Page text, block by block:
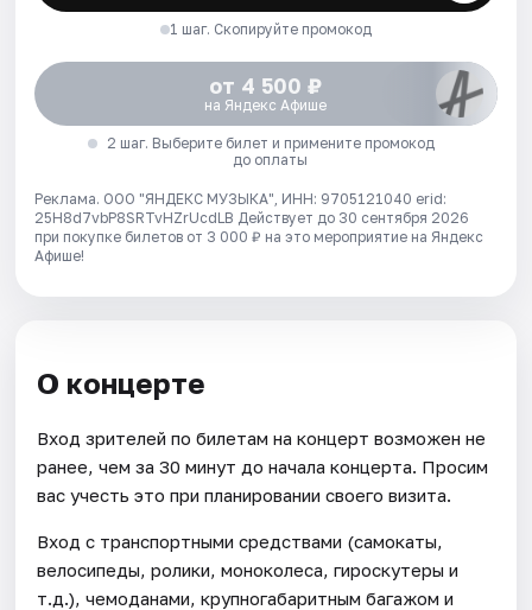
1 шаг. Скопируйте промокод
от 4 500 ₽
на Яндекс Афише
2 шаг. Выберите билет и примените промокод
до оплаты
Реклама. ООО "ЯНДЕКС МУЗЫКА", ИНН: 9705121040 erid:
25H8d7vbP8SRTvHZrUcdLB Действует до 30 сентября 2026
при покупке билетов от 3 000 ₽ на это мероприятие на Яндекс
Афише!
О концерте
Вход зрителей по билетам на концерт возможен не
ранее, чем за 30 минут до начала концерта. Просим
вас учесть это при планировании своего визита.
Вход с транспортными средствами (самокаты,
велосипеды, ролики, моноколеса, гироскутеры и
т.д.), чемоданами, крупногабаритным багажом и